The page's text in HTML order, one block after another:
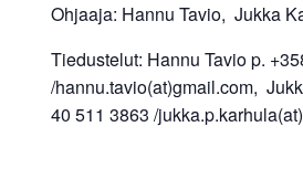
Ohjaaja: Hannu Tavio, Jukka
Tiedustelut: Hannu Tavio p.
/hannu.tavio(at)gmail.com,
40 511 3863 /